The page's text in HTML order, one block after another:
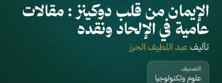
الإيمان من قلب دوكينز : مقالات
عامية في الإلحاد ونقده
تأليفعبد اللطيف الحرز
التصنيف
علوم وتكنولوجيا